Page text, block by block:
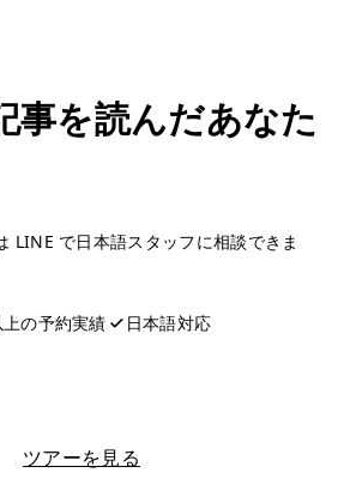
事を読んだあなた
LINE で日本語スタッフに相談できま
の予約実績
日本語対応
ツアーを見る